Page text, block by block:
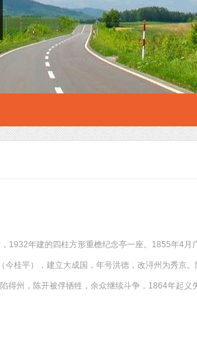
1932年建的四柱方形重檐纪念亭一座。1855年4月
桂平），建立大成国，年号洪德，改浔州为秀京
州，陈开被俘牺牲，余众继续斗争，1864年起义